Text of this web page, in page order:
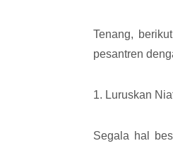
Tenang,
pesantren
1. Luruskan
Segala hal